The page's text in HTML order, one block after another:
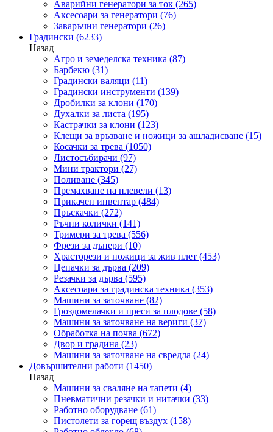
Аварийни генератори за ток (265)
Аксесоари за генератори (76)
Заваръчни генератори (26)
Градински (6233)
Назад
Агро и земеделска техника (87)
Барбекю (31)
Градински валяци (11)
Градински инструменти (139)
Дробилки за клони (170)
Духалки за листа (195)
Кастрачки за клони (123)
Клещи за връзване и ножици за ашладисване (15)
Косачки за трева (1050)
Листосъбирачи (97)
Мини трактори (27)
Поливане (345)
Премахване на плевели (13)
Прикачен инвентар (484)
Пръскачки (272)
Ръчни колички (141)
Тримери за трева (556)
Фрези за дънери (10)
Храсторези и ножици за жив плет (453)
Цепачки за дърва (209)
Резачки за дърва (595)
Аксесоари за градинска техника (353)
Машини за заточване (82)
Гроздомелачки и преси за плодове (58)
Машини за заточване на вериги (37)
Обработка на почва (672)
Двор и градина (23)
Машини за заточване на свредла (24)
Довършителни работи (1450)
Назад
Машини за сваляне на тапети (4)
Пневматични резачки и нитачки (33)
Работно оборудване (61)
Пистолети за горещ въздух (158)